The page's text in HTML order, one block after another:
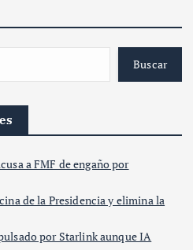
Buscar
a FMF de engaño por
de la Presidencia y elimina la
por Starlink aunque IA